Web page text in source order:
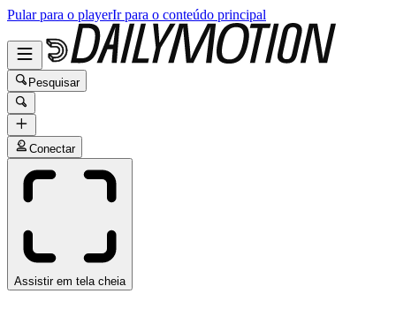
Pular para o playerIr para o conteúdo principal
Pesquisar
Conectar
Assistir em tela cheia